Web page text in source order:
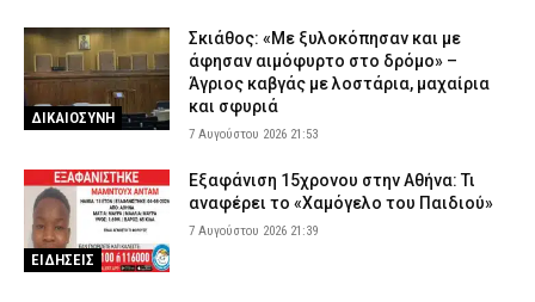
ΔΙΚΑΙΟΣΥΝΗ
Σκιάθος: «Με ξυλοκόπησαν και με
άφησαν αιμόφυρτο στο δρόμο» –
Άγριος καβγάς με λοστάρια, μαχαίρια
και σφυριά
7 Αυγούστου 2026 21:53
ΕΙΔΗΣΕΙΣ
Εξαφάνιση 15χρονου στην Αθήνα: Τι
αναφέρει το «Χαμόγελο του Παιδιού»
7 Αυγούστου 2026 21:39